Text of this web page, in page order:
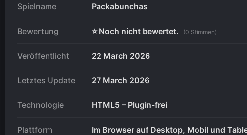
Spielname Packabunchas
Bewertung ⭐ Noch nicht bewertet. (0 Stimmen)
Veröffentlicht 22 March 2026
Letztes Update 27 March 2026
Technologie HTML5 – Plugin-frei
Plattform Im Browser auf Desktop, Mobil und